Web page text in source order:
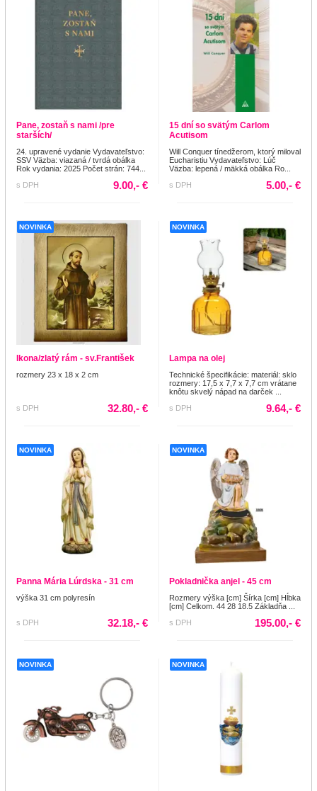
Pane, zostaň s nami /pre
starších/
24. upravené vydanie Vydavateľstvo:
SSV Väzba: viazaná / tvrdá obálka
Rok vydania: 2025 Počet strán: 744...
s DPH
9.00,- €
15 dní so svätým Carlom
Acutisom
Will Conquer tínedžerom, ktorý miloval
Eucharistiu Vydavateľstvo: Lúč
Väzba: lepená / mäkká obálka Ro...
s DPH
5.00,- €
NOVINKA
Ikona/zlatý rám - sv.František
rozmery 23 x 18 x 2 cm
s DPH 32.80,- €
NOVINKA
Lampa na olej
Technické špecifikácie: materiál: sklo
rozmery: 17,5 x 7,7 x 7,7 cm vrátane
knôtu skvelý nápad na darček ...
s DPH
9.64,- €
NOVINKA
Panna Mária Lúrdska - 31 cm
výška 31 cm polyresín
s DPH 32.18,- €
NOVINKA
Pokladnička anjel - 45 cm
Rozmery výška [cm] Šírka [cm] Hĺbka
[cm] Celkom. 44 28 18.5 Základňa ...
s DPH
195.00,- €
NOVINKA NOVINKA